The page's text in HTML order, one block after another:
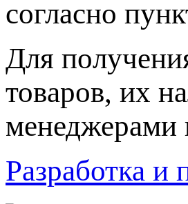
согласно
Для
товaров, их
менеджерами
Разработка и